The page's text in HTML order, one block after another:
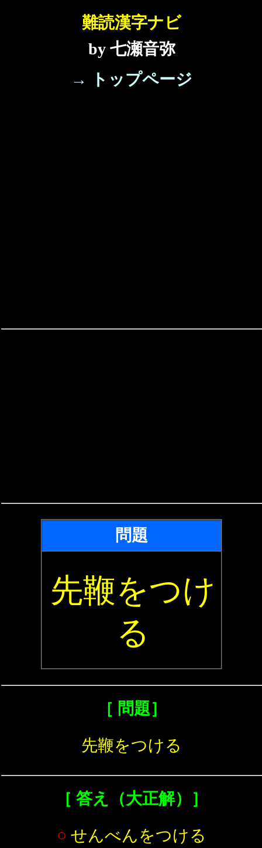
難読漢字ナビ
by 七瀬音弥
→ トップページ
問題
先鞭をつけ
る
［ 問題］
先鞭をつける
［ 答え（大正解）］
○ せんべんをつける